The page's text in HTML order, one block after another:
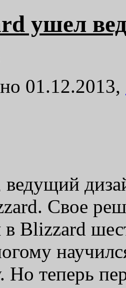
ушел
01.12.2013,
ведущий
Свое
в Blizzard
Но теперь